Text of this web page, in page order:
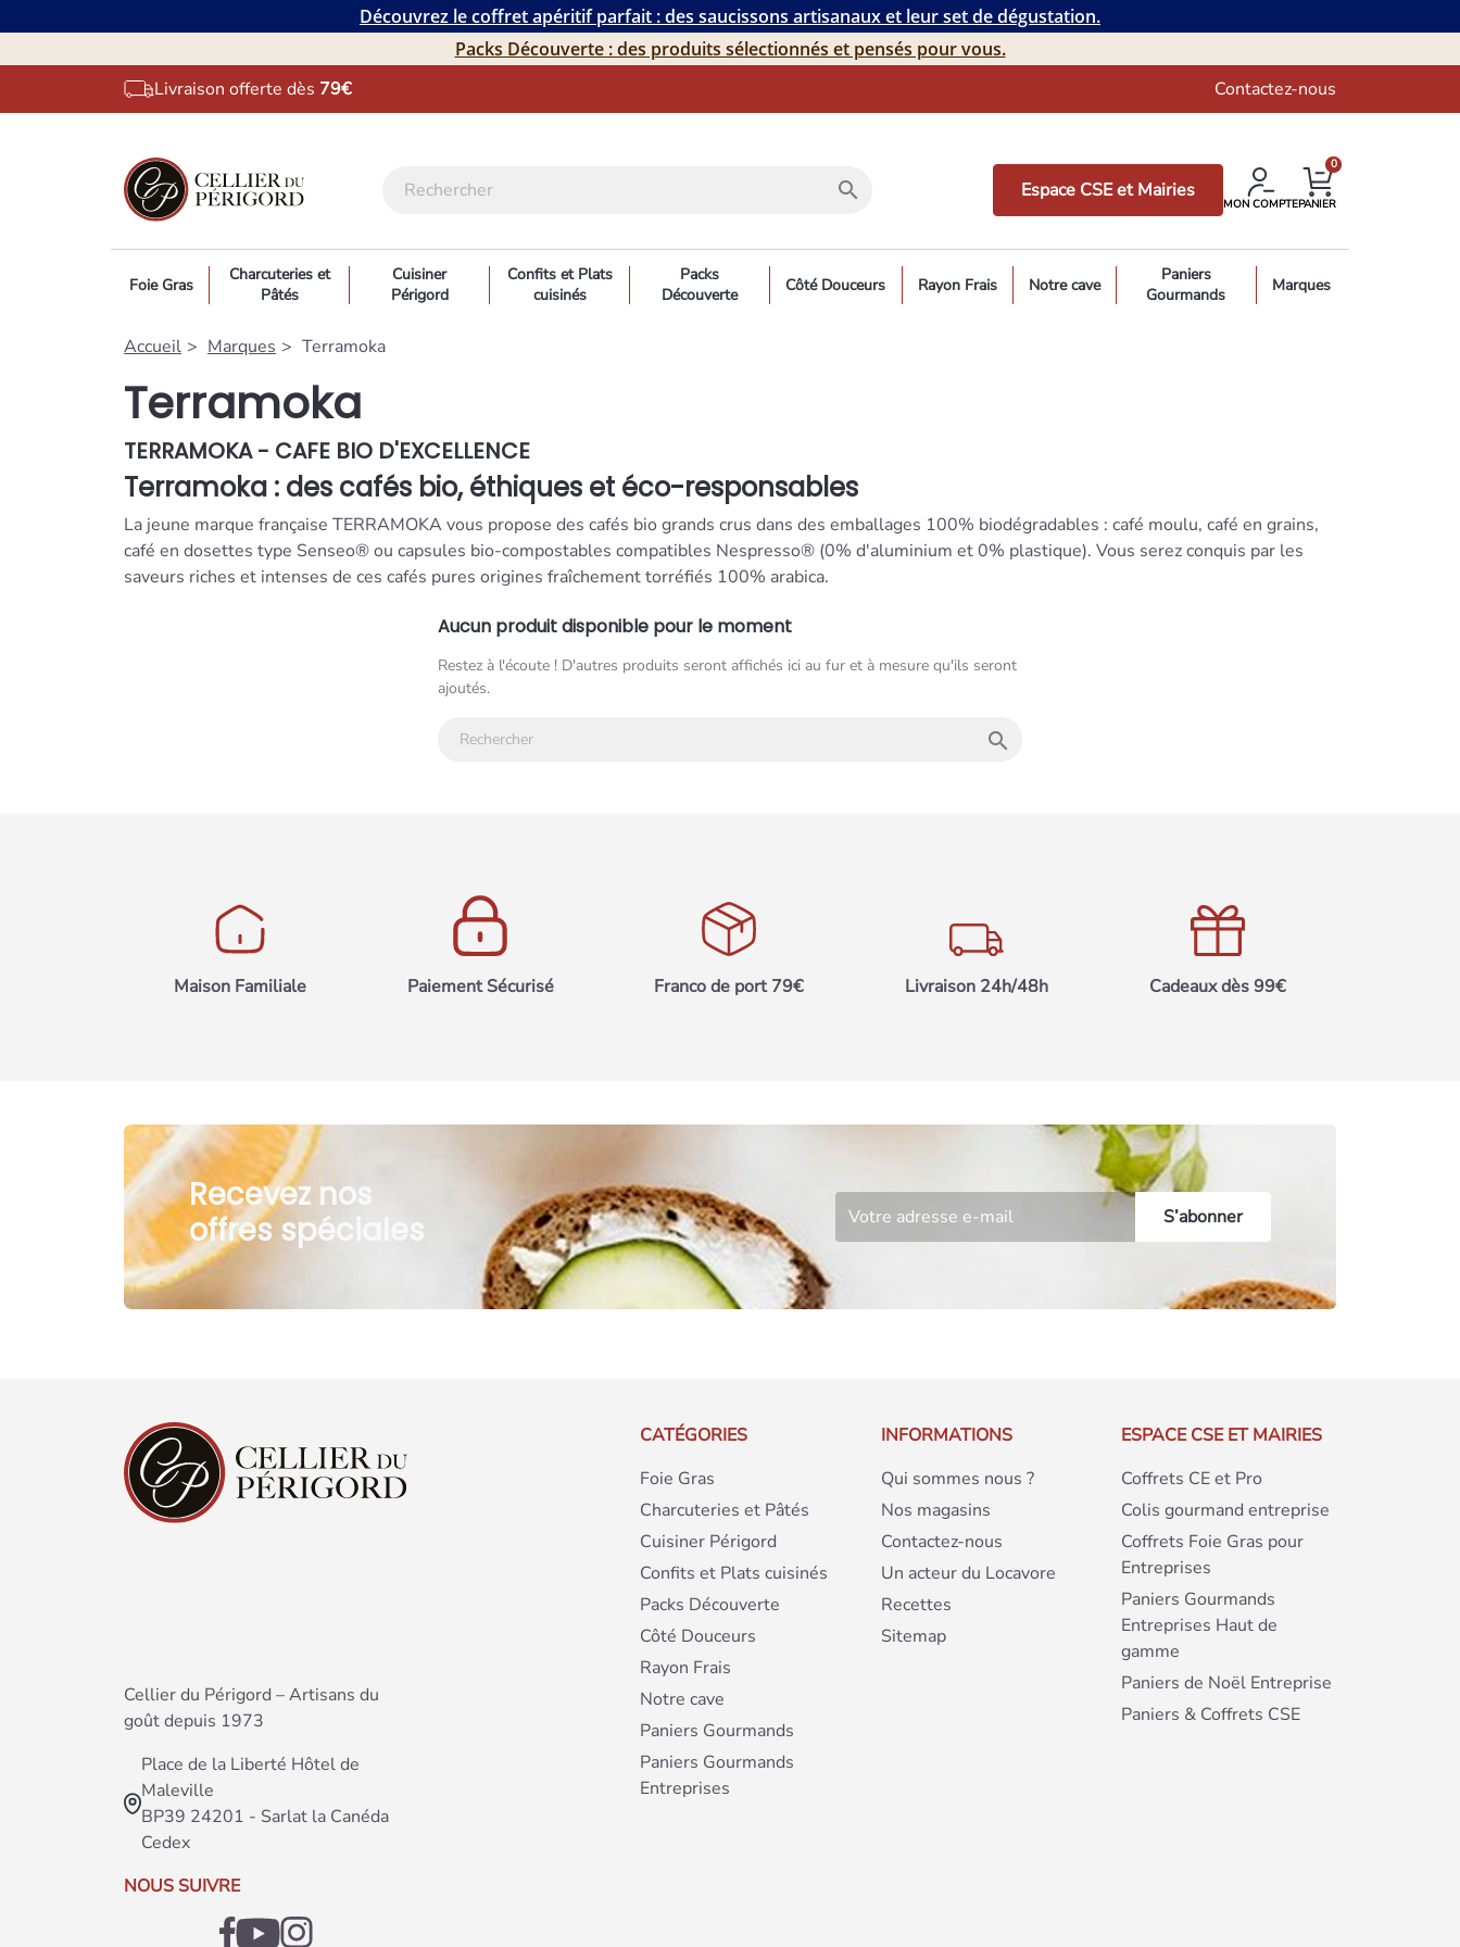
Découvrez le coffret apéritif parfait : des saucissons artisanaux et leur set de dégustation.
Packs Découverte : des produits sélectionnés et pensés pour vous.
Livraison offerte dès 79€ Contactez-nous
search Espace CSE et Mairies
MON COMPTEPANIER
0
Foie Gras
Charcuteries et
Pâtés
Cuisiner
Périgord
Confits et Plats
cuisinés
Packs
Découverte
Côté Douceurs Rayon Frais Notre cave
Paniers
Gourmands
Marques
Accueil Marques Terramoka
Terramoka
TERRAMOKA - CAFE BIO D'EXCELLENCE
Terramoka : des cafés bio, éthiques et éco-responsables
La jeune marque française TERRAMOKA vous propose des cafés bio grands crus dans des emballages 100% biodégradables : café moulu, café en grains,
café en dosettes type Senseo® ou capsules bio-compostables compatibles Nespresso® (0% d'aluminium et 0% plastique). Vous serez conquis par les
saveurs riches et intenses de ces cafés pures origines fraîchement torréfiés 100% arabica.
Aucun produit disponible pour le moment
Restez à l'écoute ! D'autres produits seront affichés ici au fur et à mesure qu'ils seront
ajoutés.
search
Maison Familiale Paiement Sécurisé Franco de port 79€ Livraison 24h/48h Cadeaux dès 99€
Recevez nos
offres spéciales
Cellier du Périgord – Artisans du
goût depuis 1973
Place de la Liberté Hôtel de
Maleville
BP39 24201 - Sarlat la Canéda
Cedex
NOUS SUIVRE
CATÉGORIES
Foie Gras
Charcuteries et Pâtés
Cuisiner Périgord
Confits et Plats cuisinés
Packs Découverte
Côté Douceurs
Rayon Frais
Notre cave
Paniers Gourmands
Paniers Gourmands
Entreprises
INFORMATIONS
Qui sommes nous ?
Nos magasins
Contactez-nous
Un acteur du Locavore
Recettes
Sitemap
ESPACE CSE ET MAIRIES
Coffrets CE et Pro
Colis gourmand entreprise
Coffrets Foie Gras pour
Entreprises
Paniers Gourmands
Entreprises Haut de
gamme
Paniers de Noël Entreprise
Paniers & Coffrets CSE